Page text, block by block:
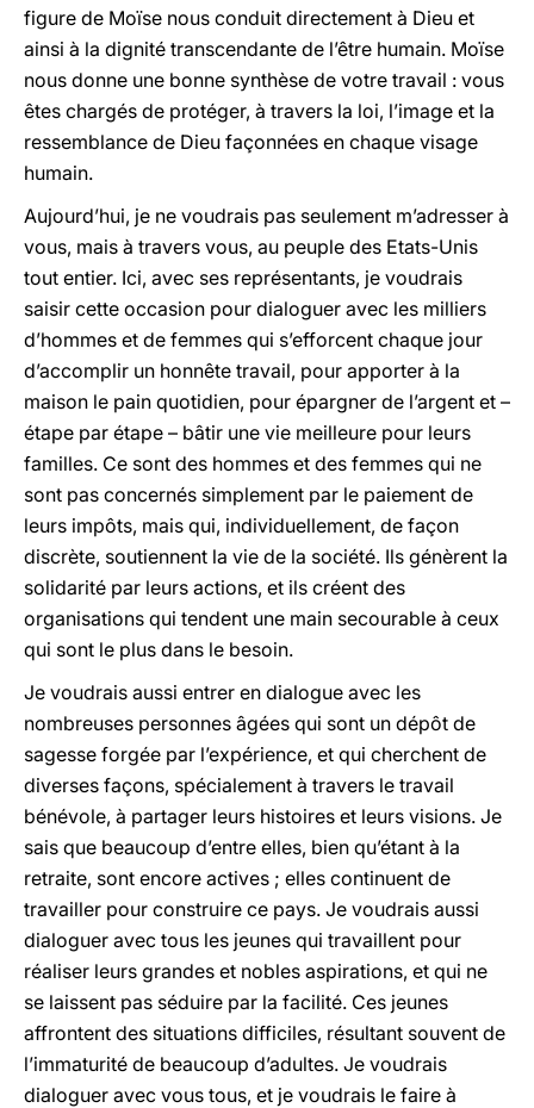
figure de Moïse nous conduit directement à Dieu et
ainsi à la dignité transcendante de l’être humain. Moïse
nous donne une bonne synthèse de votre travail : vous
êtes chargés de protéger, à travers la loi, l’image et la
ressemblance de Dieu façonnées en chaque visage
humain.
Aujourd’hui, je ne voudrais pas seulement m’adresser à
vous, mais à travers vous, au peuple des Etats-Unis
tout entier. Ici, avec ses représentants, je voudrais
saisir cette occasion pour dialoguer avec les milliers
d’hommes et de femmes qui s’efforcent chaque jour
d’accomplir un honnête travail, pour apporter à la
maison le pain quotidien, pour épargner de l’argent et –
étape par étape – bâtir une vie meilleure pour leurs
familles. Ce sont des hommes et des femmes qui ne
sont pas concernés simplement par le paiement de
leurs impôts, mais qui, individuellement, de façon
discrète, soutiennent la vie de la société. Ils génèrent la
solidarité par leurs actions, et ils créent des
organisations qui tendent une main secourable à ceux
qui sont le plus dans le besoin.
Je voudrais aussi entrer en dialogue avec les
nombreuses personnes âgées qui sont un dépôt de
sagesse forgée par l’expérience, et qui cherchent de
diverses façons, spécialement à travers le travail
bénévole, à partager leurs histoires et leurs visions. Je
sais que beaucoup d’entre elles, bien qu’étant à la
retraite, sont encore actives ; elles continuent de
travailler pour construire ce pays. Je voudrais aussi
dialoguer avec tous les jeunes qui travaillent pour
réaliser leurs grandes et nobles aspirations, et qui ne
se laissent pas séduire par la facilité. Ces jeunes
affrontent des situations difficiles, résultant souvent de
l’immaturité de beaucoup d’adultes. Je voudrais
dialoguer avec vous tous, et je voudrais le faire à